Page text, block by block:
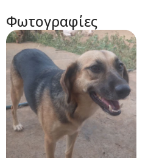
Φωτογραφίες